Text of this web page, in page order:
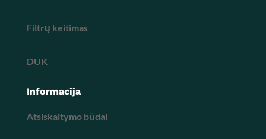
Filtrų keitimas
DUK
Informacija
Atsiskaitymo būdai